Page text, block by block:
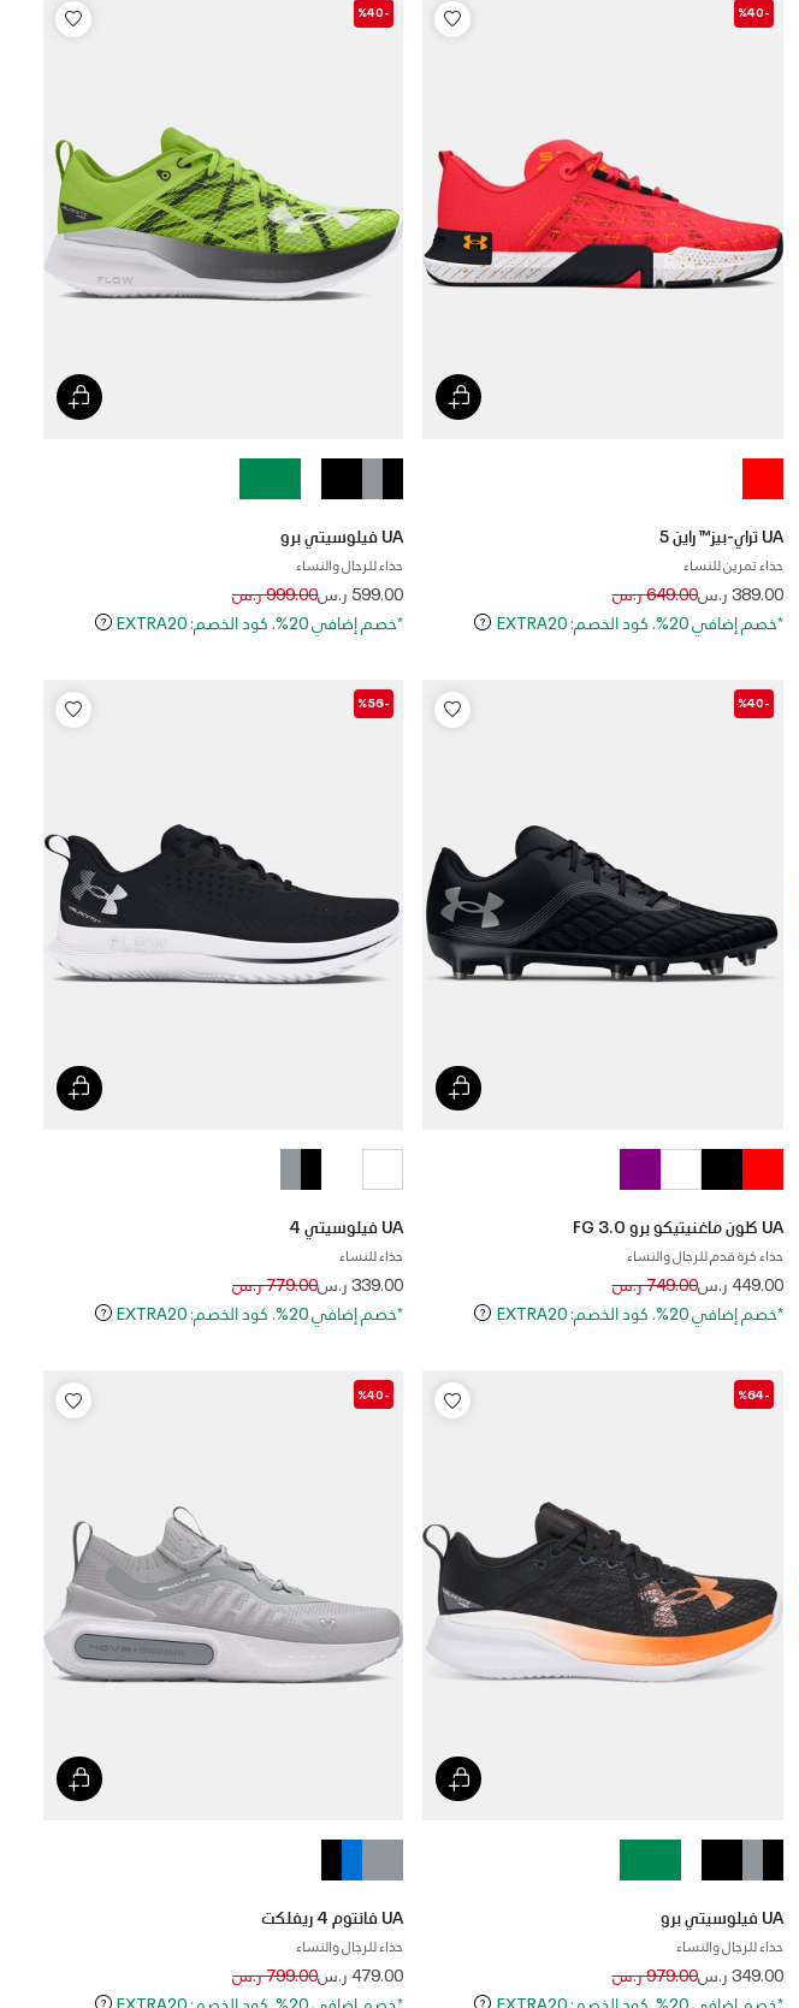
-%40
UA تراي-بيز™ راين 5
حذاء تمرين للنساء
389.00 ر.سPrice reduced from
649.00 ر.سto
*خصم إضافي 20%. كود الخصم: EXTRA20
-%40
UA فيلوسيتي برو
حذاء للرجال والنساء
599.00 ر.سPrice reduced from
999.00 ر.سto
*خصم إضافي 20%. كود الخصم: EXTRA20
-%40
UA كلون ماغنيتيكو برو 3.0 FG
حذاء كرة قدم للرجال والنساء
449.00 ر.سPrice reduced from
749.00 ر.سto
*خصم إضافي 20%. كود الخصم: EXTRA20
-%56
UA فيلوسيتي 4
حذاء للنساء
339.00 ر.سPrice reduced from
779.00 ر.سto
*خصم إضافي 20%. كود الخصم: EXTRA20
-%64
UA فيلوسيتي برو
حذاء للرجال والنساء
349.00 ر.سPrice reduced from
979.00 ر.سto
*خصم إضافي 20%. كود الخصم: EXTRA20
-%40
UA فانتوم 4 ريفلكت
حذاء للرجال والنساء
479.00 ر.سPrice reduced from
799.00 ر.سto
*خصم إضافي 20%. كود الخصم: EXTRA20